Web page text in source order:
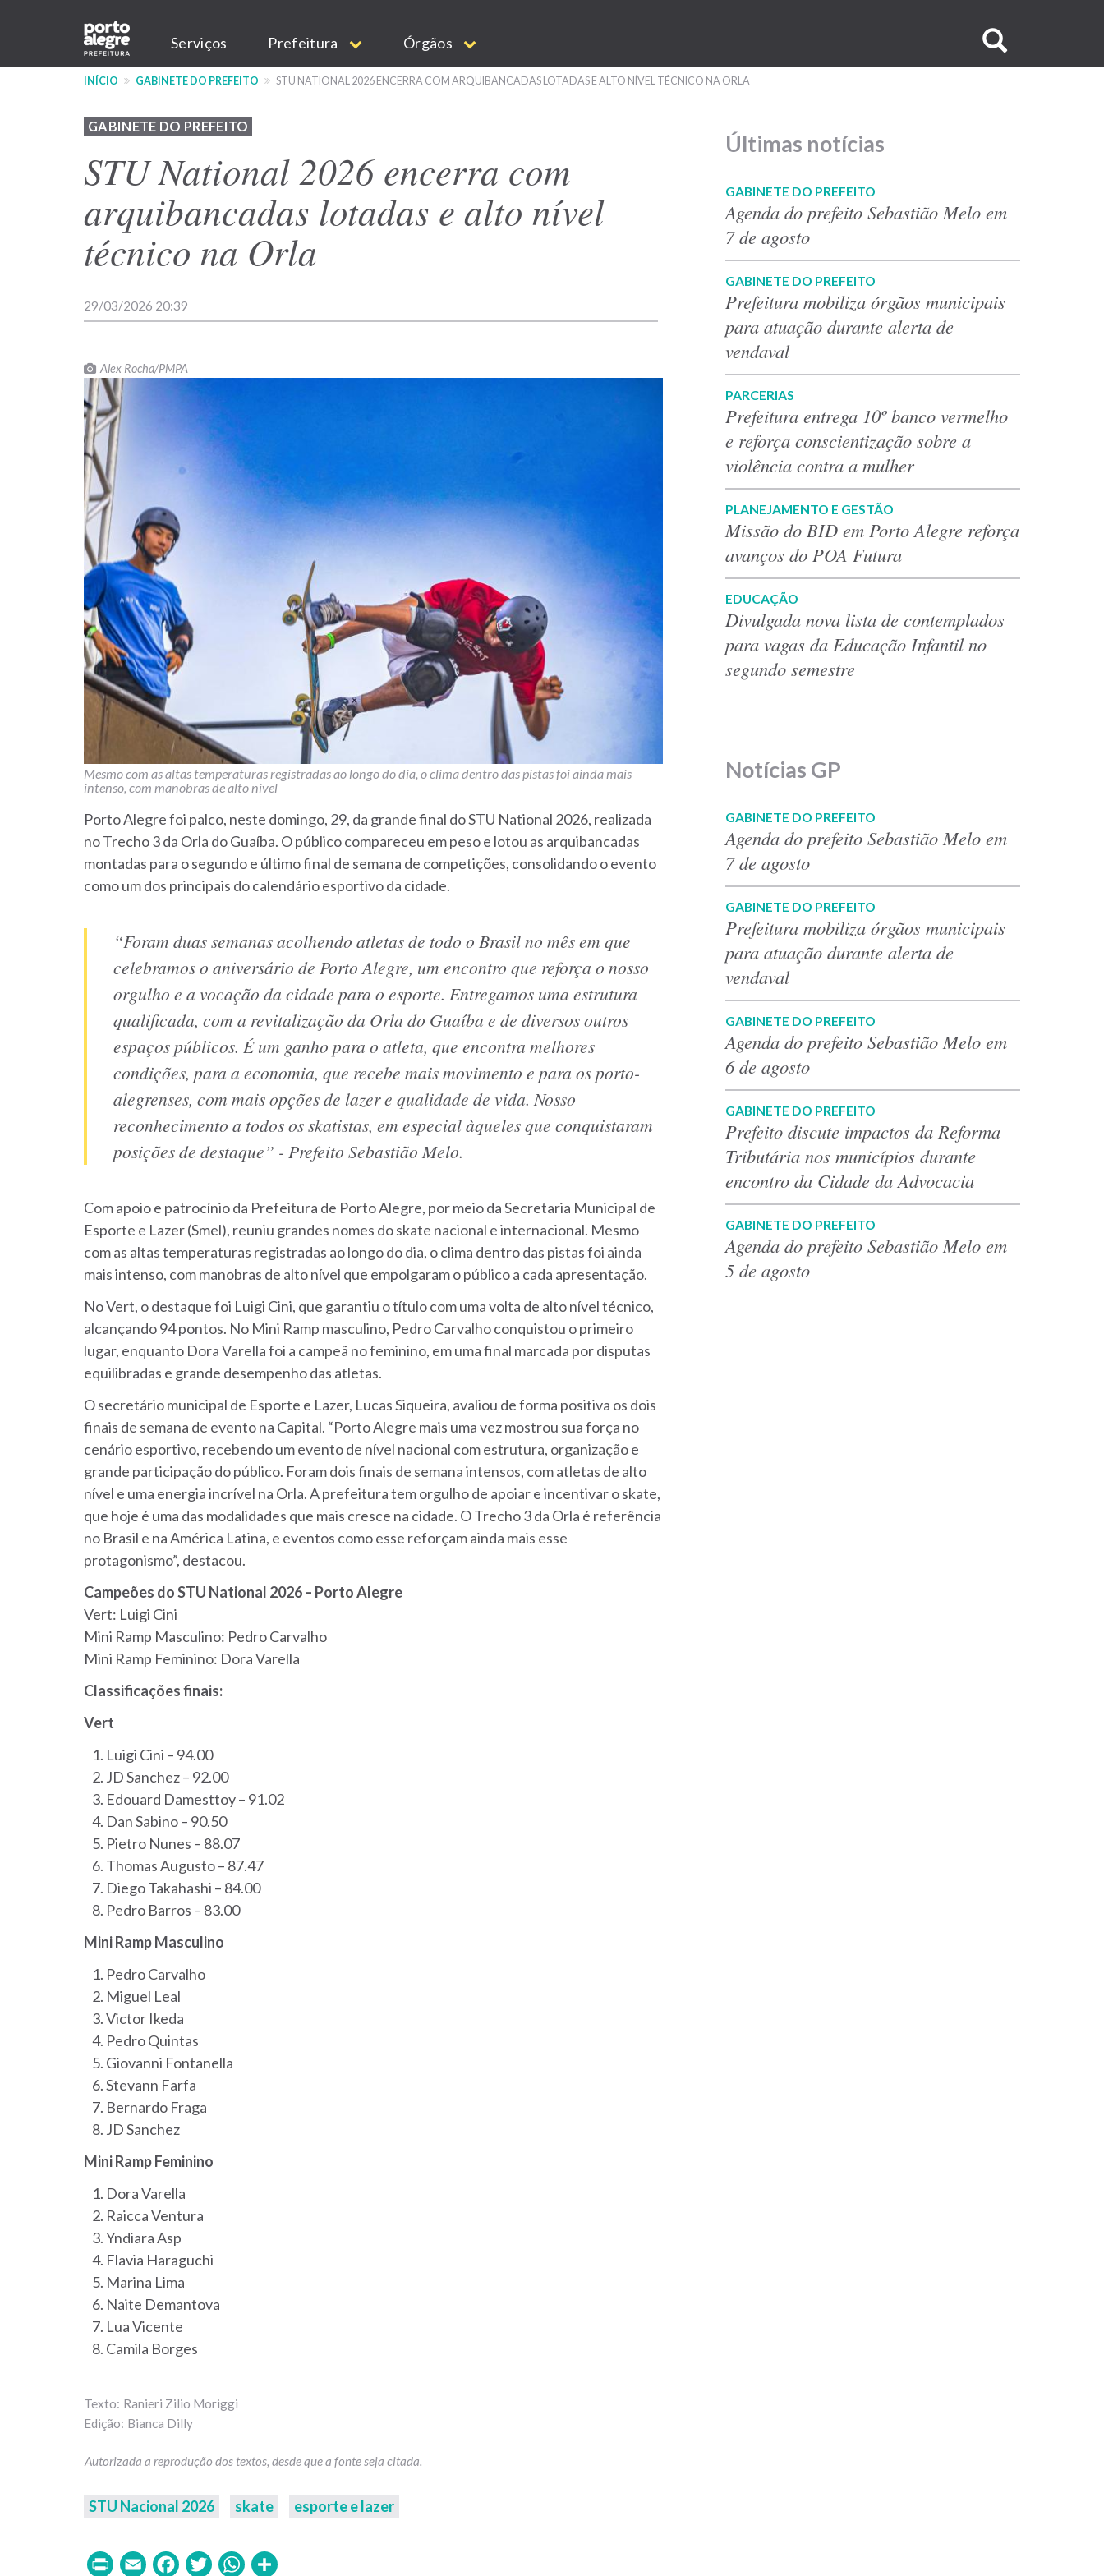
conteúdo
Main
navigation
Serviços Prefeitura Órgãos
no
INÍCIO GABINETE DO PREFEITO STU NATIONAL 2026 ENCERRA COM ARQUIBANCADAS LOTADAS E ALTO NÍVEL TÉCNICO NA ORLA
GABINETE DO PREFEITO
STU National 2026 encerra com
arquibancadas lotadas e alto nível
técnico na Orla
29/03/2026 20:39
Alex Rocha/PMPA
Mesmo com as altas temperaturas registradas ao longo do dia, o clima dentro das pistas foi ainda mais
intenso, com manobras de alto nível
Porto Alegre foi palco, neste domingo, 29, da grande final do STU National 2026, realizada
no Trecho 3 da Orla do Guaíba. O público compareceu em peso e lotou as arquibancadas
montadas para o segundo e último final de semana de competições, consolidando o evento
como um dos principais do calendário esportivo da cidade.
“Foram duas semanas acolhendo atletas de todo o Brasil no mês em que
celebramos o aniversário de Porto Alegre, um encontro que reforça o nosso
orgulho e a vocação da cidade para o esporte. Entregamos uma estrutura
qualificada, com a revitalização da Orla do Guaíba e de diversos outros
espaços públicos. É um ganho para o atleta, que encontra melhores
condições, para a economia, que recebe mais movimento e para os porto-
alegrenses, com mais opções de lazer e qualidade de vida. Nosso
reconhecimento a todos os skatistas, em especial àqueles que conquistaram
posições de destaque” - Prefeito Sebastião Melo.
Com apoio e patrocínio da Prefeitura de Porto Alegre, por meio da Secretaria Municipal de
Esporte e Lazer (Smel), reuniu grandes nomes do skate nacional e internacional. Mesmo
com as altas temperaturas registradas ao longo do dia, o clima dentro das pistas foi ainda
mais intenso, com manobras de alto nível que empolgaram o público a cada apresentação.
No Vert, o destaque foi Luigi Cini, que garantiu o título com uma volta de alto nível técnico,
alcançando 94 pontos. No Mini Ramp masculino, Pedro Carvalho conquistou o primeiro
lugar, enquanto Dora Varella foi a campeã no feminino, em uma final marcada por disputas
equilibradas e grande desempenho das atletas.
O secretário municipal de Esporte e Lazer, Lucas Siqueira, avaliou de forma positiva os dois
finais de semana de evento na Capital. “Porto Alegre mais uma vez mostrou sua força no
cenário esportivo, recebendo um evento de nível nacional com estrutura, organização e
grande participação do público. Foram dois finais de semana intensos, com atletas de alto
nível e uma energia incrível na Orla. A prefeitura tem orgulho de apoiar e incentivar o skate,
que hoje é uma das modalidades que mais cresce na cidade. O Trecho 3 da Orla é referência
no Brasil e na América Latina, e eventos como esse reforçam ainda mais esse
protagonismo”, destacou.
Campeões do STU National 2026 – Porto Alegre
Vert: Luigi Cini
Mini Ramp Masculino: Pedro Carvalho
Mini Ramp Feminino: Dora Varella
Classificações finais:
Vert
Luigi Cini – 94.00
JD Sanchez – 92.00
Edouard Damesttoy – 91.02
Dan Sabino – 90.50
Pietro Nunes – 88.07
Thomas Augusto – 87.47
Diego Takahashi – 84.00
Pedro Barros – 83.00
Mini Ramp Masculino
Pedro Carvalho
Miguel Leal
Victor Ikeda
Pedro Quintas
Giovanni Fontanella
Stevann Farfa
Bernardo Fraga
JD Sanchez
Mini Ramp Feminino
Dora Varella
Raicca Ventura
Yndiara Asp
Flavia Haraguchi
Marina Lima
Naite Demantova
Lua Vicente
Camila Borges
Ranieri Zilio Moriggi
Bianca Dilly
STU Nacional 2026 skate esporte e lazer
PrintEmailFacebook
TwitterWhatsApp
Últimas notícias
GABINETE DO PREFEITO
Agenda do prefeito Sebastião Melo em
7 de agosto
GABINETE DO PREFEITO
Prefeitura mobiliza órgãos municipais
para atuação durante alerta de
vendaval
PARCERIAS
Prefeitura entrega 10º banco vermelho
e reforça conscientização sobre a
violência contra a mulher
PLANEJAMENTO E GESTÃO
Missão do BID em Porto Alegre reforça
avanços do POA Futura
EDUCAÇÃO
Divulgada nova lista de contemplados
para vagas da Educação Infantil no
segundo semestre
Notícias GP
GABINETE DO PREFEITO
Agenda do prefeito Sebastião Melo em
7 de agosto
GABINETE DO PREFEITO
Prefeitura mobiliza órgãos municipais
para atuação durante alerta de
vendaval
GABINETE DO PREFEITO
Agenda do prefeito Sebastião Melo em
6 de agosto
GABINETE DO PREFEITO
Prefeito discute impactos da Reforma
Tributária nos municípios durante
encontro da Cidade da Advocacia
GABINETE DO PREFEITO
Agenda do prefeito Sebastião Melo em
5 de agosto